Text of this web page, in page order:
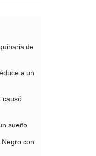
de
a un
causó
sueño
con